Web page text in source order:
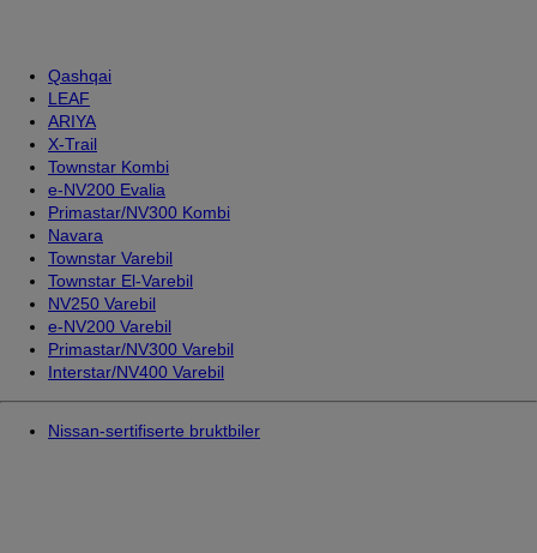
Qashqai
LEAF
ARIYA
X-Trail
Townstar Kombi
e-NV200 Evalia
Primastar/NV300 Kombi
Navara
Townstar Varebil
Townstar El-Varebil
NV250 Varebil
e-NV200 Varebil
Primastar/NV300 Varebil
Interstar/NV400 Varebil
Nissan-sertifiserte bruktbiler